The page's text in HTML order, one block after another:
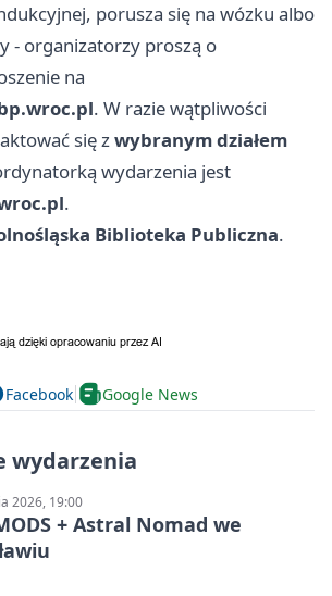
porusza się na wózku albo
- organizatorzy proszą o
na
. W razie wątpliwości
się zwybranym działem
wydarzenia jest
.
Biblioteka Publiczna.
Facebook Google News
wydarzenia
2026, 19:00
+ Astral Nomad we